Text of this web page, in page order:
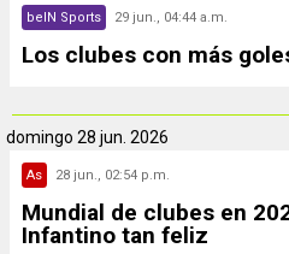
beIN Sports 29 jun., 04:44 a.m.
Los clubes con más
domingo 28 jun. 2026
As 28 jun., 02:54 p.m.
Mundial de clubes en
Infantino tan feliz